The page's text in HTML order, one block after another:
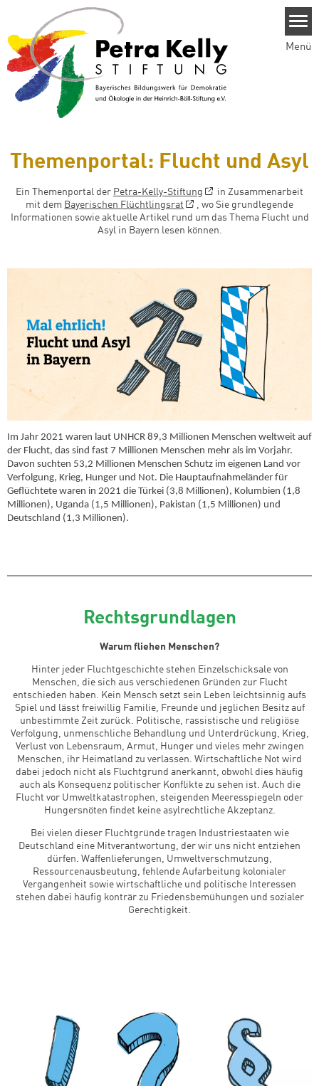
Menü
Themenportal: Flucht und Asyl
Ein Themenportal der Petra-Kelly-Stiftung
in Zusammenarbeit
mit dem Bayerischen Flüchtlingsrat
, wo Sie grundlegende
Informationen sowie aktuelle Artikel rund um das Thema Flucht und
Asyl in Bayern lesen können.
Im Jahr 2021 waren laut UNHCR 89,3 Millionen Menschen weltweit auf
der Flucht, das sind fast 7 Millionen Menschen mehr als im Vorjahr.
Davon suchten 53,2 Millionen Menschen Schutz im eigenen Land vor
Verfolgung, Krieg, Hunger und Not. Die Hauptaufnahmeländer für
Geflüchtete waren in 2021 die Türkei (3,8 Millionen), Kolumbien (1,8
Millionen), Uganda (1,5 Millionen), Pakistan (1,5 Millionen) und
Deutschland (1,3 Millionen).
Rechtsgrundlagen
Warum fliehen Menschen?
Hinter jeder Fluchtgeschichte stehen Einzelschicksale von
Menschen, die sich aus verschiedenen Gründen zur Flucht
entschieden haben. Kein Mensch setzt sein Leben leichtsinnig aufs
Spiel und lässt freiwillig Familie, Freunde und jeglichen Besitz auf
unbestimmte Zeit zurück. Politische, rassistische und religiöse
Verfolgung, unmenschliche Behandlung und Unterdrückung, Krieg,
Verlust von Lebensraum, Armut, Hunger und vieles mehr zwingen
Menschen, ihr Heimatland zu verlassen. Wirtschaftliche Not wird
dabei jedoch nicht als Fluchtgrund anerkannt, obwohl dies häufig
auch als Konsequenz politischer Konflikte zu sehen ist. Auch die
Flucht vor Umweltkatastrophen, steigenden Meeresspiegeln oder
Hungersnöten findet keine asylrechtliche Akzeptanz.
Bei vielen dieser Fluchtgründe tragen Industriestaaten wie
Deutschland eine Mitverantwortung, der wir uns nicht entziehen
dürfen. Waffenlieferungen, Umweltverschmutzung,
Ressourcenausbeutung, fehlende Aufarbeitung kolonialer
Vergangenheit sowie wirtschaftliche und politische Interessen
stehen dabei häufig konträr zu Friedensbemühungen und sozialer
Gerechtigkeit.